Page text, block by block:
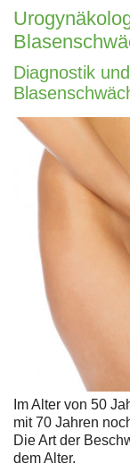
Diagnostik
Im Alter von 50
mit 70 Jahren
Die Art der
dem Alter.